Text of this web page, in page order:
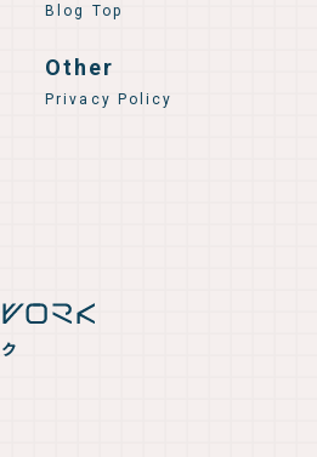
Blog Top
Other
Privacy Policy